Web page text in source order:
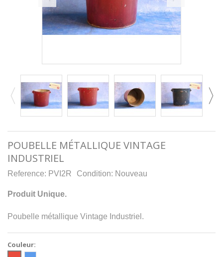
POUBELLE MÉTALLIQUE VINTAGE
INDUSTRIEL
Reference: PVI2R Condition: Nouveau
Produit Unique.
Poubelle métallique Vintage Industriel.
Couleur: